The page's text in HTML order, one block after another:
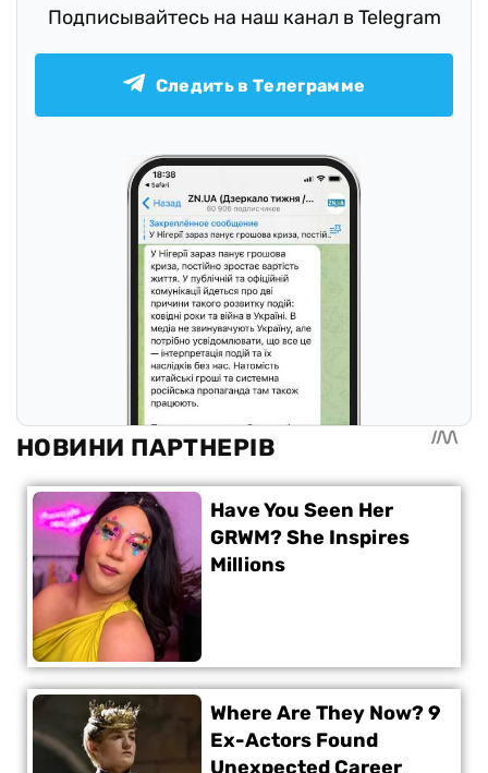
Подписывайтесь на наш канал в Telegram
Следить в Телеграмме